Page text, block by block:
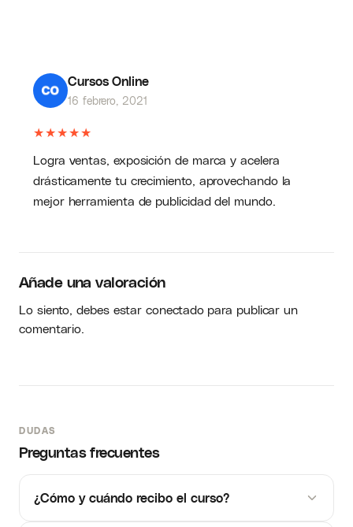
Cursos Online
16 febrero, 2021
★★★★★
Logra ventas, exposición de marca y acelera
drásticamente tu crecimiento, aprovechando la
mejor herramienta de publicidad del mundo.
Añade una valoración
Lo siento, debes estarconectadopara publicar un
comentario.
DUDAS
Preguntas frecuentes
¿Cómo y cuándo recibo el curso?